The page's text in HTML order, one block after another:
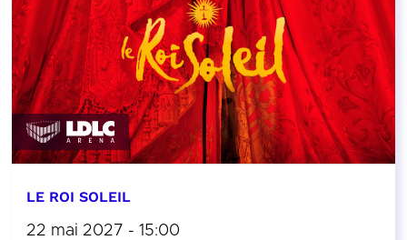
LE ROI SOLEIL
22 mai 2027 - 15:00